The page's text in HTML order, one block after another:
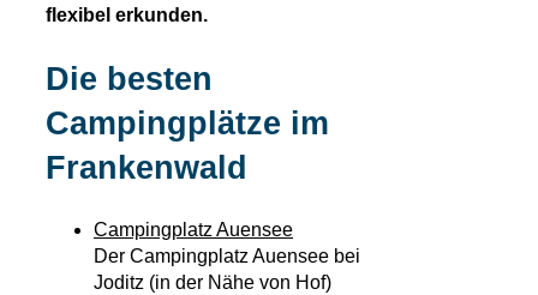
flexibel erkunden.
Die besten
Campingplätze im
Frankenwald
Campingplatz Auensee
Der Campingplatz Auensee bei
Joditz (in der Nähe von Hof)